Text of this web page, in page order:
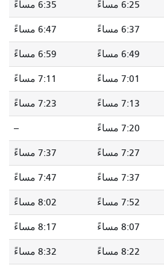
6:25 مساءً 6:35 مساءً
6:37 مساءً 6:47 مساءً
6:49 مساءً 6:59 مساءً
7:01 مساءً 7:11 مساءً
7:13 مساءً 7:23 مساءً
7:20 مساءً --
7:27 مساءً 7:37 مساءً
7:37 مساءً 7:47 مساءً
7:52 مساءً 8:02 مساءً
8:07 مساءً 8:17 مساءً
8:22 مساءً 8:32 مساءً